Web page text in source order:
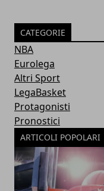
CATEGORIE
NBA
Eurolega
Altri Sport
LegaBasket
Protagonisti
Pronostici
ARTICOLI POPOLARI